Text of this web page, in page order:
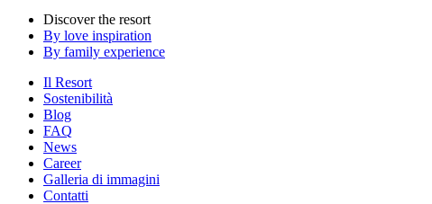
Discover the resort
By love inspiration
By family experience
Il Resort
Sostenibilità
Blog
FAQ
News
Career
Galleria di immagini
Contatti